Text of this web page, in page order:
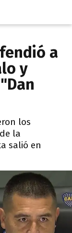
a
y
los
la
salió en